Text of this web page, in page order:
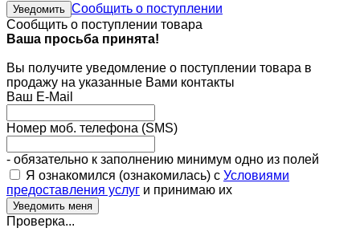
Уведомить Сообщить о поступлении
Сообщить о поступлении товара
Ваша просьба принята!
Вы получите уведомление о поступлении товара в
продажу на указанные Вами контакты
Ваш E-Mail
Номер моб. телефона (SMS)
- обязательно к заполнению минимум одно из полей
Я ознакомился (ознакомилась) с Условиями
предоставления услуг и принимаю их
Проверка...